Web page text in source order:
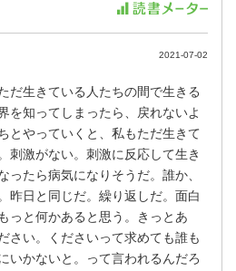
2021-07-02
だ生きている人たちの間で生きる
を知ってしまったら、戻れないよ
とやっていくと、私もただ生きて
刺激がない。刺激に反応して生き
ったら病気になりそうだ。誰か、
昨日と同じだ。繰り返しだ。面白
っと何かあると思う。きっとあ
さい。くださいって求めても誰も
いかないと。って言われるんだろ